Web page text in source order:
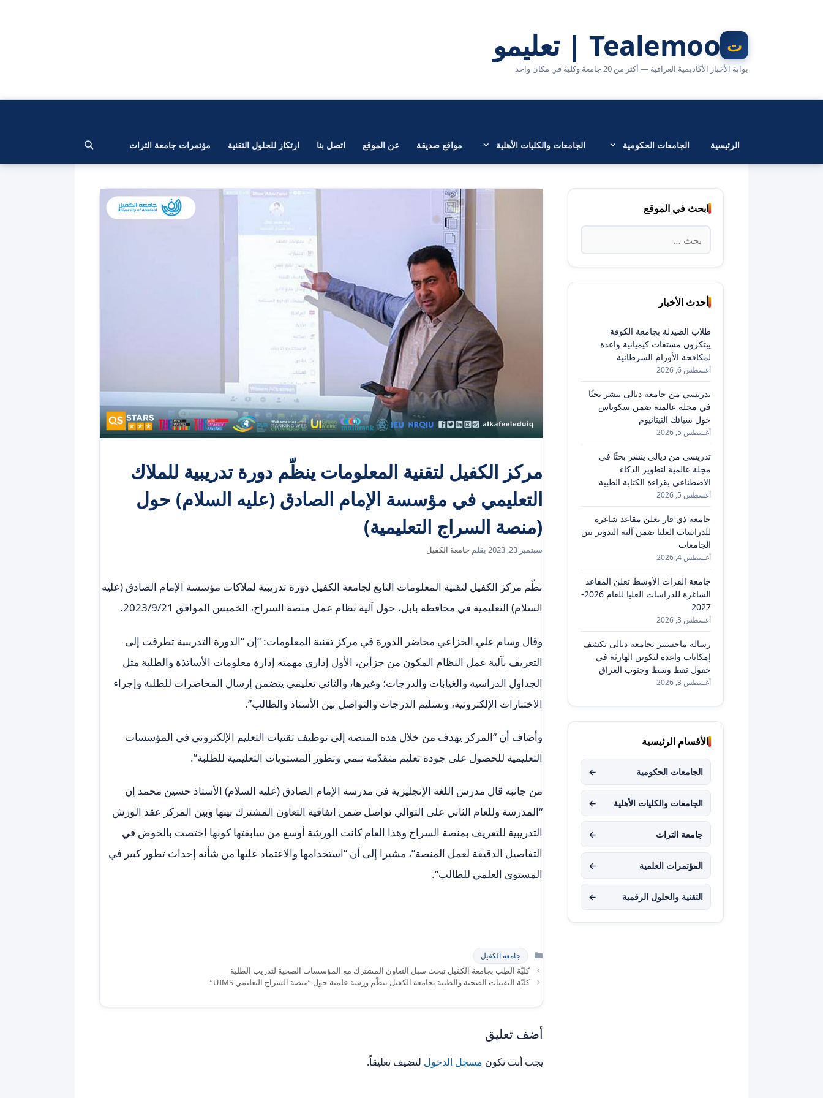
Tealemoo | تعليمو
بوابة الأخبار الأكاديمية العراقية — أكثر من 20 جامعة وكلية في مكان واحد
الرئيسية الجامعات الحكومية الجامعات والكليات الأهلية مواقع صديقة عن الموقع اتصل بنا ارتكاز للحلول التقنية مؤتمرات جامعة التراث
مركز الكفيل لتقنية المعلومات ينظّم دورة تدريبية للملاك
التعليمي في مؤسسة الإمام الصادق (عليه السلام) حول
(منصة السراج التعليمية)
سبتمبر 23, 2023 بقلم جامعة الكفيل
نظّم مركز الكفيل لتقنية المعلومات التابع لجامعة الكفيل دورة تدريبية لملاكات مؤسسة الإمام الصادق (عليه
السلام) التعليمية في محافظة بابل، حول آلية نظام عمل منصة السراج، الخميس الموافق 2023/9/21.
وقال وسام علي الخزاعي محاضر الدورة في مركز تقنية المعلومات: “إن “الدورة التدريبية تطرقت إلى
التعريف بآلية عمل النظام المكون من جزأين، الأول إداري مهمته إدارة معلومات الأساتذة والطلبة مثل
الجداول الدراسية والغيابات والدرجات؛ وغيرها، والثاني تعليمي يتضمن إرسال المحاضرات للطلبة وإجراء
الاختبارات الإلكترونية، وتسليم الدرجات والتواصل بين الأستاذ والطالب”.
وأضاف أن “المركز يهدف من خلال هذه المنصة إلى توظيف تقنيات التعليم الإلكتروني في المؤسسات
التعليمية للحصول على جودة تعليم متقدّمة تنمي وتطور المستويات التعليمية للطلبة”.
من جانبه قال مدرس اللغة الإنجليزية في مدرسة الإمام الصادق (عليه السلام) الأستاذ حسين محمد إن
“المدرسة وللعام الثاني على التوالي تواصل ضمن اتفاقية التعاون المشترك بينها وبين المركز عقد الورش
التدريبية للتعريف بمنصة السراج وهذا العام كانت الورشة أوسع من سابقتها كونها اختصت بالخوض في
التفاصيل الدقيقة لعمل المنصة”، مشيرا إلى أن “استخدامها والاعتماد عليها من شأنه إحداث تطور كبير في
المستوى العلمي للطالب”.
التصنيفات
جامعة الكفيل
كليّة الطِب بجامعة الكفيل تبحث سبل التعاون المشترك مع المؤسسات الصحية لتدريب الطلبة
كليّة التقنيات الصحية والطبية بجامعة الكفيل تنظّم ورشة علمية حول “منصة السراج التعليمي UIMS”
أضف تعليق
يجب أنت تكون مسجل الدخول لتضيف تعليقاً.
ابحث في الموقع
البحث
عن:
أحدث الأخبار
طلاب الصيدلة بجامعة الكوفة
يبتكرون مشتقات كيميائية واعدة
لمكافحة الأورام السرطانية
أغسطس 6, 2026
تدريسي من جامعة ديالى ينشر بحثًا
في مجلة عالمية ضمن سكوباس
حول سبائك التيتانيوم
أغسطس 5, 2026
تدريسي من ديالى ينشر بحثًا في
مجلة عالمية لتطوير الذكاء
الاصطناعي بقراءة الكتابة الطبية
أغسطس 5, 2026
جامعة ذي قار تعلن مقاعد شاغرة
للدراسات العليا ضمن آلية التدوير بين
الجامعات
أغسطس 4, 2026
جامعة الفرات الأوسط تعلن المقاعد
الشاغرة للدراسات العليا للعام 2026-
2027
أغسطس 3, 2026
رسالة ماجستير بجامعة ديالى تكشف
إمكانات واعدة لتكوين الهارثة في
حقول نفط وسط وجنوب العراق
أغسطس 3, 2026
الأقسام الرئيسية
الجامعات الحكومية ←
الجامعات والكليات الأهلية ←
جامعة التراث ←
المؤتمرات العلمية ←
التقنية والحلول الرقمية ←